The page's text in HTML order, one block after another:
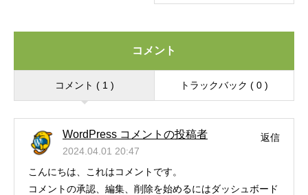
コメント
コメント ( 1 ) トラックバック ( 0 )
WordPress コメントの投稿者
2024.04.01 20:47
返信
こんにちは、これはコメントです。
コメントの承認、編集、削除を始めるにはダッシュボード